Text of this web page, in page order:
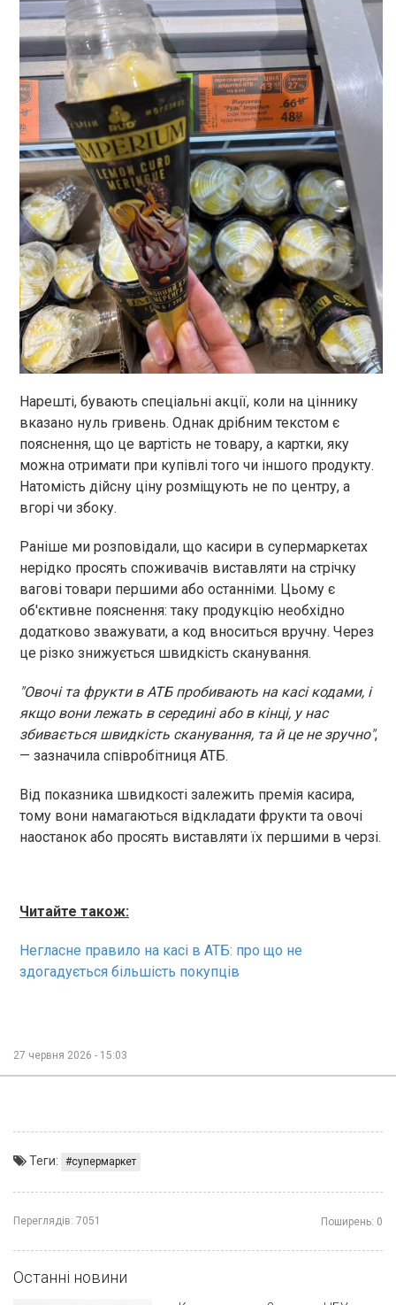
Нарешті, бувають спеціальні акції, коли на ціннику
вказано нуль гривень. Однак дрібним текстом є
пояснення, що це вартість не товару, а картки, яку
можна отримати при купівлі того чи іншого продукту.
Натомість дійсну ціну розміщують не по центру, а
вгорі чи збоку.
Раніше ми розповідали, що касири в супермаркетах
нерідко просять споживачів виставляти на стрічку
вагові товари першими або останніми. Цьому є
об'єктивне пояснення: таку продукцію необхідно
додатково зважувати, а код вноситься вручну. Через
це різко знижується швидкість сканування.
"Овочі та фрукти в АТБ пробивають на касі кодами, і
якщо вони лежать в середині або в кінці, у нас
збивається швидкість сканування, та й це не зручно",
— зазначила співробітниця АТБ.
Від показника швидкості залежить премія касира,
тому вони намагаються відкладати фрукти та овочі
наостанок або просять виставляти їх першими в черзі.
Читайте також:
Негласне правило на касі в АТБ: про що не
здогадується більшість покупців
27 червня 2026 - 15:03
Теги: супермаркет
Переглядів: 7051 Поширень: 0
Останні новини